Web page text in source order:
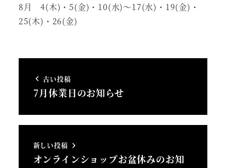
8月 4(木)・5(金)・10(水)～17(水)・19(金)・
25(木)・26(金)
古い投稿
7月休業日のお知らせ
新しい投稿
オンラインショップお盆休みのお知